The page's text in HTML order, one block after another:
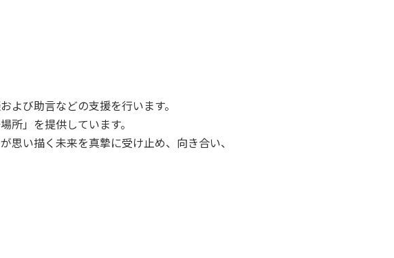
よび助言などの支援を行います。
所」を提供しています。
思い描く未来を真摯に受け止め、向き合い、